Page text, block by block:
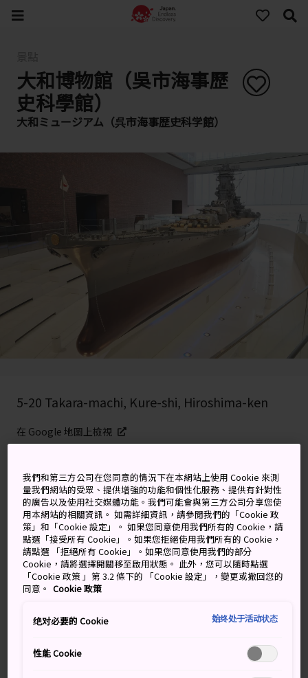
大和博物館（吳市海事歷
史科學館）
大和ミュージアム（呉市海事歴史科学館）
5-20 Takara-machi, Kure-shi, Hiroshima-ken
在 Google 地圖上檢視
關鍵字 地圖
介紹造船與史上最大戰艦的專門
博物館
大和號戰艦於 1940 年下水啟用，長度為令人驚訝的 263
米。不僅是世界上體積最大，且是裝載最重之武裝的戰
艦，擁有九具最大型的 18.1 吋主炮，可說是在戰艦史前所
我們和第三方公司在您同意的情況下在本網站上使用 Cookie 來測
量我們網站的受眾、提供增強的功能和個性化服務、提供有針對性
的廣告以及使用社交媒體功能。我們可能會與第三方公司分享您使
用本網站的相關資訊。 如需詳細資訊，請參閱我們的「Cookie 政
策」和「Cookie 設定」。 如果您同意使用我們所有的 Cookie，請
點選「接受所有 Cookie」。如果您拒絕使用我們所有的 Cookie，
請點選 「拒絕所有 Cookie」。如果您同意使用我們的部分
Cookie，請將選擇開關移至啟用狀態。 此外，您可以隨時點選
「Cookie 政策 」第 3.2 條下的 「Cookie 設定」，變更或撤回您的
同意。 Cookie 政策
绝对必要的 Cookie 始终处于活动状态
性能 Cookie